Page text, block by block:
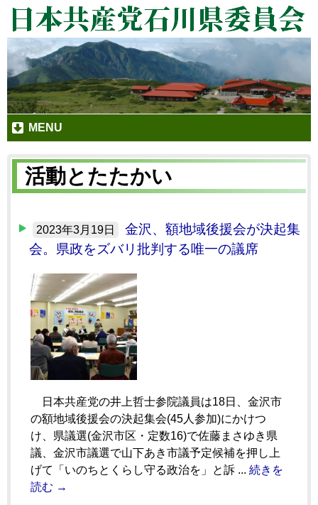
MENU
活動とたたかい
2023年3月19日
金沢、額地域後援会が決起集
会。県政をズバリ批判する唯一の議席
日本共産党の井上哲士参院議員は18日、金沢市
の額地域後援会の決起集会(45人参加)にかけつ
け、県議選(金沢市区・定数16)で佐藤まさゆき県
議、金沢市議選で山下あき市議予定候補を押し上
げて「いのちとくらし守る政治を」と訴 ... 続きを
読む →